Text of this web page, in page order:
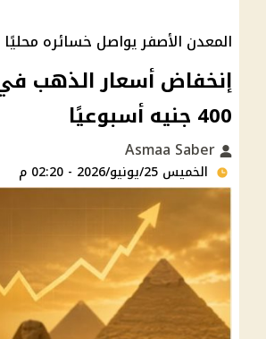
المعدن الأصفر يواصل خسائره محليًا
400 جنيه أسبوعيًا
الخميس 25/يونيو/2026 - 02:20 م